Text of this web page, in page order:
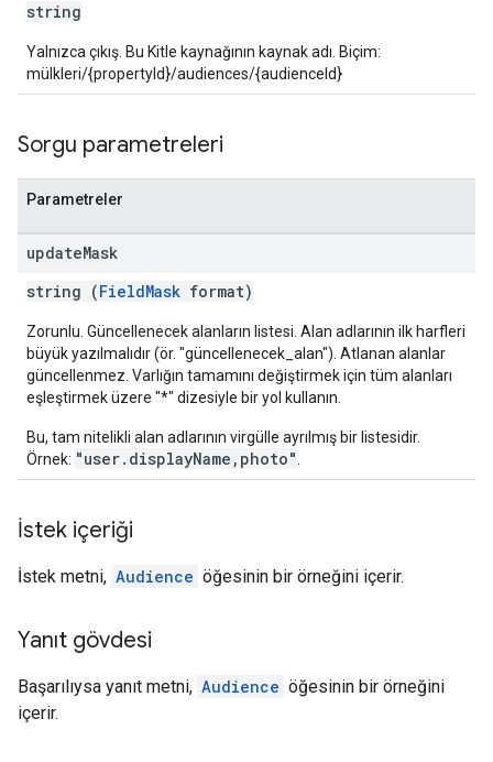
string
Yalnızca çıkış. Bu Kitle kaynağının kaynak adı. Biçim:
mülkleri/{propertyId}/audiences/{audienceId}
Sorgu parametreleri
Parametreler
updateMask
string (FieldMask format)
Zorunlu. Güncellenecek alanların listesi. Alan adlarının ilk harfleri
büyük yazılmalıdır (ör. "güncellenecek_alan"). Atlanan alanlar
güncellenmez. Varlığın tamamını değiştirmek için tüm alanları
eşleştirmek üzere "*" dizesiyle bir yol kullanın.
Bu, tam nitelikli alan adlarının virgülle ayrılmış bir listesidir.
Örnek: "user.displayName,photo"
İstek içeriği
İstek metni, Audience öğesinin bir örneğini içerir.
Yanıt gövdesi
Başarılıysa yanıt metni, Audience öğesinin bir örneğini
içerir.